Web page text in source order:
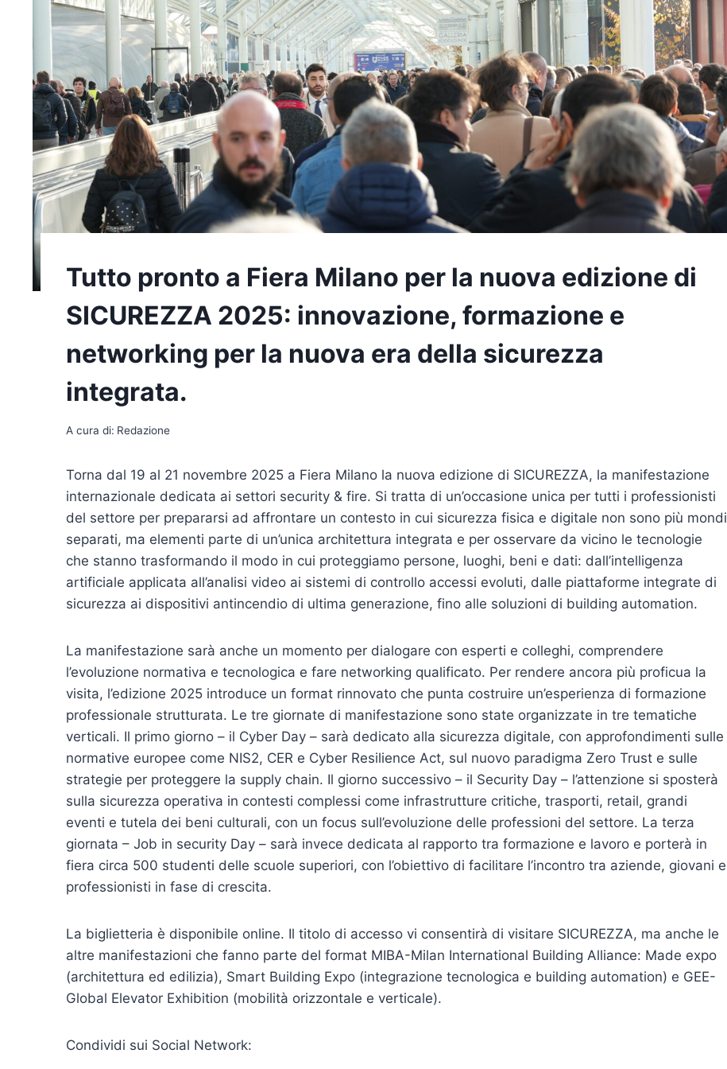
Tutto pronto a Fiera Milano per la nuova edizione di
SICUREZZA 2025: innovazione, formazione e
networking per la nuova era della sicurezza
integrata.
A cura di: Redazione
Torna dal 19 al 21 novembre 2025 a Fiera Milano la nuova edizione di SICUREZZA, la manifestazione
internazionale dedicata ai settori security & fire. Si tratta di un’occasione unica per tutti i professionisti
del settore per prepararsi ad affrontare un contesto in cui sicurezza fisica e digitale non sono più mondi
separati, ma elementi parte di un’unica architettura integrata e per osservare da vicino le tecnologie
che stanno trasformando il modo in cui proteggiamo persone, luoghi, beni e dati: dall’intelligenza
artificiale applicata all’analisi video ai sistemi di controllo accessi evoluti, dalle piattaforme integrate di
sicurezza ai dispositivi antincendio di ultima generazione, fino alle soluzioni di building automation.
La manifestazione sarà anche un momento per dialogare con esperti e colleghi, comprendere
l’evoluzione normativa e tecnologica e fare networking qualificato. Per rendere ancora più proficua la
visita, l’edizione 2025 introduce un format rinnovato che punta costruire un’esperienza di formazione
professionale strutturata. Le tre giornate di manifestazione sono state organizzate in tre tematiche
verticali. Il primo giorno – il Cyber Day – sarà dedicato alla sicurezza digitale, con approfondimenti sulle
normative europee come NIS2, CER e Cyber Resilience Act, sul nuovo paradigma Zero Trust e sulle
strategie per proteggere la supply chain. Il giorno successivo – il Security Day – l’attenzione si sposterà
sulla sicurezza operativa in contesti complessi come infrastrutture critiche, trasporti, retail, grandi
eventi e tutela dei beni culturali, con un focus sull’evoluzione delle professioni del settore. La terza
giornata – Job in security Day – sarà invece dedicata al rapporto tra formazione e lavoro e porterà in
fiera circa 500 studenti delle scuole superiori, con l’obiettivo di facilitare l’incontro tra aziende, giovani e
professionisti in fase di crescita.
La biglietteria è disponibile online. Il titolo di accesso vi consentirà di visitare SICUREZZA, ma anche le
altre manifestazioni che fanno parte del format MIBA-Milan International Building Alliance: Made expo
(architettura ed edilizia), Smart Building Expo (integrazione tecnologica e building automation) e GEE-
Global Elevator Exhibition (mobilità orizzontale e verticale).
Condividi sui Social Network: